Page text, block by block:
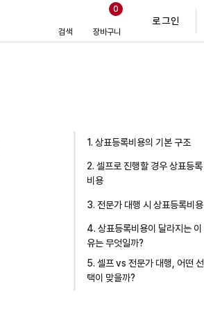
검색 장바구니
0
로그인
1. 상표등록비용의 기본 구조
2. 셀프로 진행할 경우 상표등록
비용
3. 전문가 대행 시 상표등록비용
4. 상표등록비용이 달라지는 이
유는 무엇일까?
5. 셀프 vs 전문가 대행, 어떤 선
택이 맞을까?